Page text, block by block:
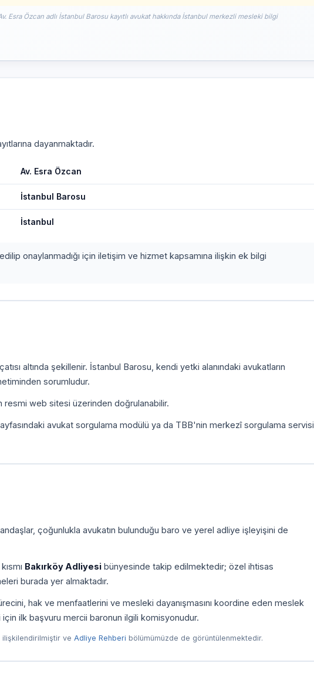
Esra Özcan adlı İstanbul Barosu kayıtlı avukat hakkında İstanbul merkezli mesleki bilgi
dayanmaktadır.
Av. Esra Özcan
İstanbul Barosu
İstanbul
onaylanmadığı için iletişim ve hizmet kapsamına ilişkin ek bilgi
altında şekillenir. İstanbul Barosu, kendi yetki alanındaki avukatların
sorumludur.
resmi web sitesi üzerinden doğrulanabilir.
avukat sorgulama modülü ya da TBB'nin merkezî sorgulama servisi
çoğunlukla avukatın bulunduğu baro ve yerel adliye işleyişini de
Bakırköy Adliyesi bünyesinde takip edilmektedir; özel ihtisas
burada yer almaktadır.
hak ve menfaatlerini ve mesleki dayanışmasını koordine eden meslek
ilk başvuru mercii baronun ilgili komisyonudur.
ilişkilendirilmiştir ve Adliye Rehberi bölümümüzde de görüntülenmektedir.